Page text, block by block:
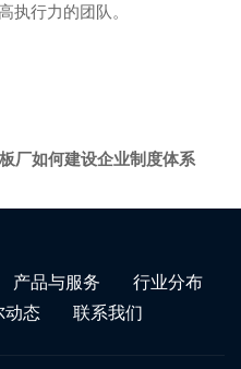
执行力的团队。
厂如何建设企业制度体系
产品与服务
行业分布
动态 联系我们